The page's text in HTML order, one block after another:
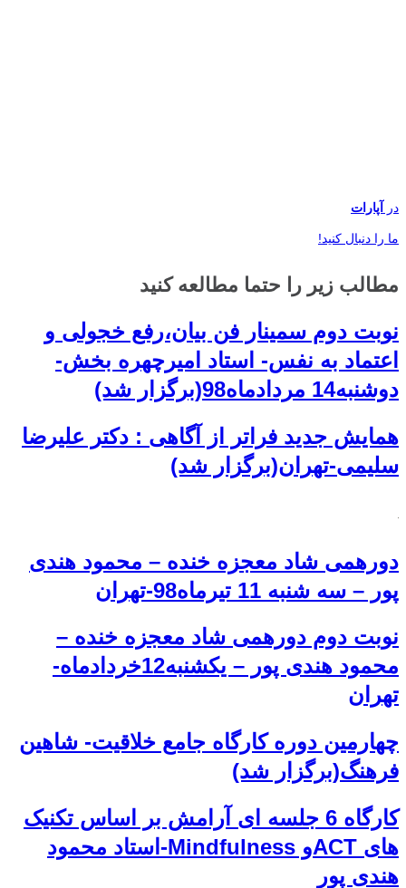
در آپارات
ما را دنبال کنید!
مطالب زیر را حتما مطالعه کنید
نوبت دوم سمینار فن بیان،رفع خجولی و
اعتماد به نفس- استاد امیرچهره بخش-
دوشنبه14 مردادماه98(برگزار شد)
همایش جدید فراتر از آگاهی : دکتر علیرضا
سلیمی-تهران(برگزار شد)
دورهمی شاد معجزه خنده – محمود هندی
پور – سه شنبه 11 تیرماه98-تهران
نوبت دوم دورهمی شاد معجزه خنده –
محمود هندی پور – یکشنبه12خردادماه-
تهران
چهارمین دوره کارگاه جامع خلاقیت- شاهین
فرهنگ(برگزار شد)
کارگاه 6 جلسه ای آرامش بر اساس تکنیک
های ACTو Mindfulness-استاد محمود
هندی پور